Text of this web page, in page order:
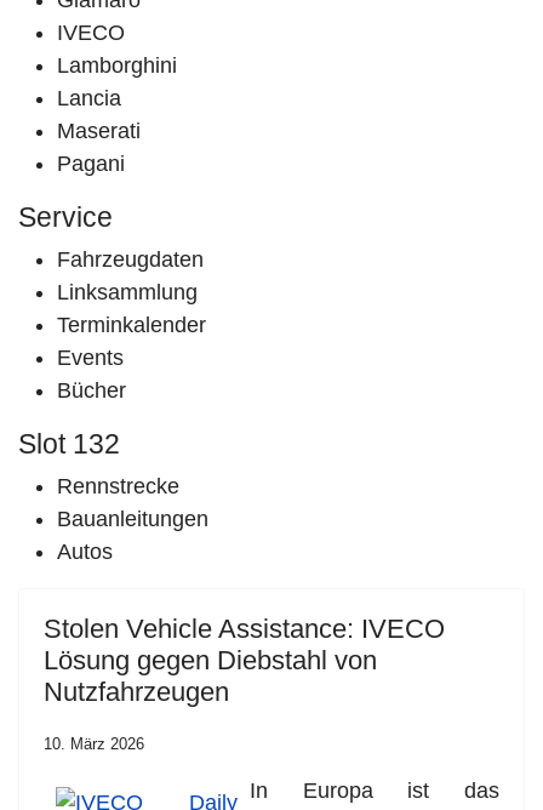
IVECO
Lamborghini
Lancia
Maserati
Pagani
Service
Fahrzeugdaten
Linksammlung
Terminkalender
Events
Bücher
Slot 132
Rennstrecke
Bauanleitungen
Autos
Stolen Vehicle Assistance: IVECO
Lösung gegen Diebstahl von
Nutzfahrzeugen
10. März 2026
In Europa ist das